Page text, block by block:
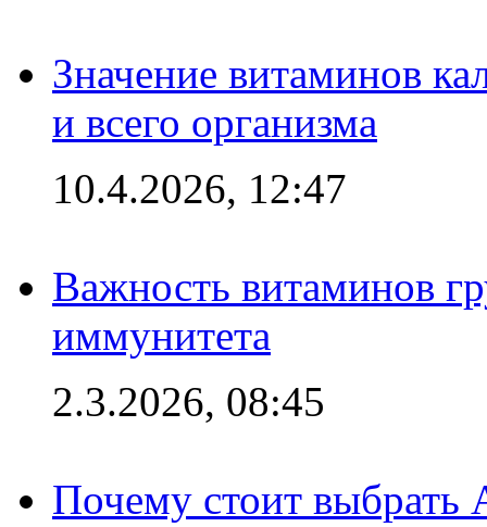
Значение витаминов
и всего организма
10.4.2026, 12:47
Важность витаминов
иммунитета
2.3.2026, 08:45
Почему стоит выбрать